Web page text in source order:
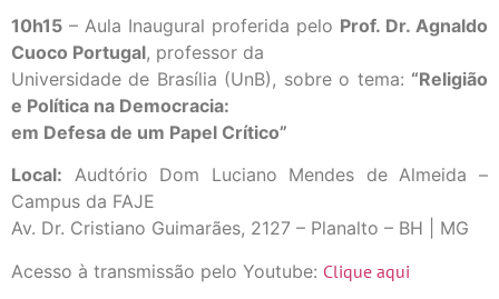
10h15 – Aula Inaugural proferida pelo Prof. Dr. Agnaldo
Cuoco Portugal, professor da
Universidade de Brasília (UnB), sobre o tema: “Religião
e Política na Democracia:
em Defesa de um Papel Crítico”
Local: Audtório Dom Luciano Mendes de Almeida –
Campus da FAJE
Av. Dr. Cristiano Guimarães, 2127 – Planalto – BH | MG
Acesso à transmissão pelo Youtube: Clique aqui